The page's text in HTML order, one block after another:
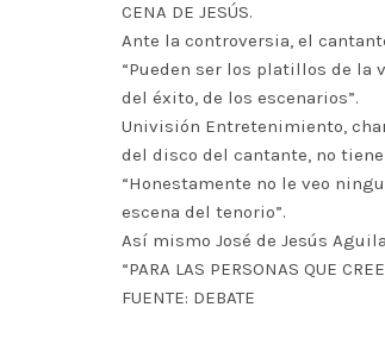
CENA DE JESÚS.
Ante la controversia, el
“Pueden ser los platillos de la
del éxito, de los escenarios”.
Univisión Entretenimiento,
del disco del cantante, no
“Honestamente no le veo
escena del tenorio”.
Así mismo José de Jesús
“PARA LAS PERSONAS QUE
FUENTE: DEBATE